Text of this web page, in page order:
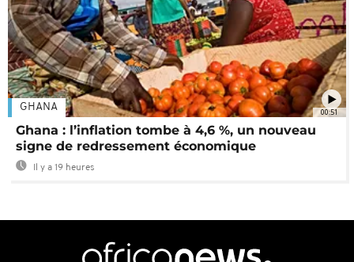
00:51
GHANA
Ghana : l’inflation tombe à 4,6 %, un nouveau
signe de redressement économique
Il y a 19 heures